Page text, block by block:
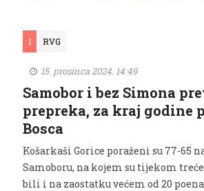
I RVG
15. prosinca 2024. 14:49
Samobor i bez Simona
prepreka, za kraj godine
Bosca
Košarkaši Gorice poraženi su 77-65
Samoboru, na kojem su tijekom
bili i na zaostatku većem od 20